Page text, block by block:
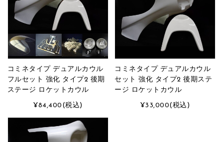
コミネタイプ デュアルカウル
フルセット 強化 タイプ2 後期
ステージ ロケットカウル
¥84,400 (税込)
コミネタイプ デュアルカウル
セット 強化 タイプ2 後期ステ
ージ ロケットカウル
¥33,000(税込)